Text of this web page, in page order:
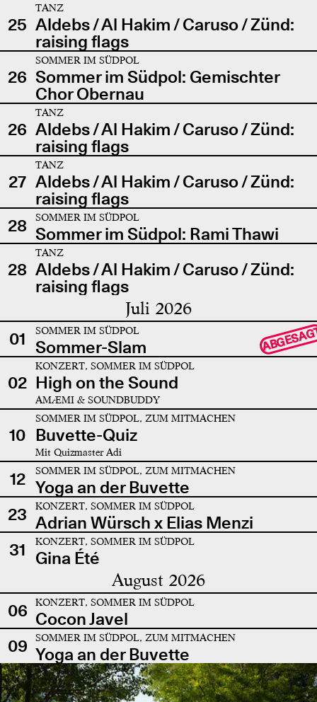
25
TANZ
Aldebs / Al Hakim / Caruso / Zünd:
raising flags
26
SOMMER IM SÜDPOL
Sommer im Südpol: Gemischter
Chor Obernau
26
TANZ
Aldebs / Al Hakim / Caruso / Zünd:
raising flags
27
TANZ
Aldebs / Al Hakim / Caruso / Zünd:
raising flags
28
SOMMER IM SÜDPOL
Sommer im Südpol: Rami Thawi
28
TANZ
Aldebs / Al Hakim / Caruso / Zünd:
raising flags
Juli 2026
01 SOMMER IM SÜDPOL
Sommer-Slam
02
KONZERT, SOMMER IM SÜDPOL
High on the Sound
AMÆMI & SOUNDBUDDY
10
SOMMER IM SÜDPOL, ZUM MITMACHEN
Buvette-Quiz
Mit Quizmaster Adi
12 SOMMER IM SÜDPOL, ZUM MITMACHEN
Yoga an der Buvette
23
KONZERT, SOMMER IM SÜDPOL
Adrian Würsch x Elias Menzi
31
KONZERT, SOMMER IM SÜDPOL
Gina Été
August 2026
06 KONZERT, SOMMER IM SÜDPOL
Cocon Javel
09
SOMMER IM SÜDPOL, ZUM MITMACHEN
Yoga an der Buvette